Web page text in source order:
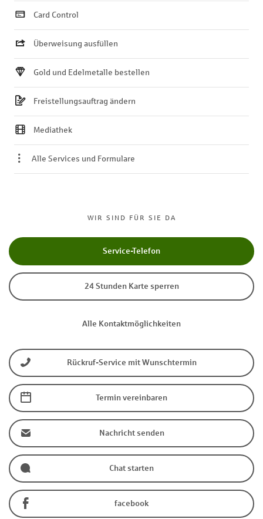
WIR SIND FÜR SIE DA
Service-Telefon
24 Stunden Karte sperren
Alle Kontaktmöglichkeiten
Rückruf-Service mit Wunschtermin
Termin vereinbaren
Nachricht senden
Chat starten
facebook
Card Control
Überweisung ausfüllen
Gold und Edelmetalle bestellen
Freistellungsauftrag ändern
Mediathek
Alle Services und Formulare